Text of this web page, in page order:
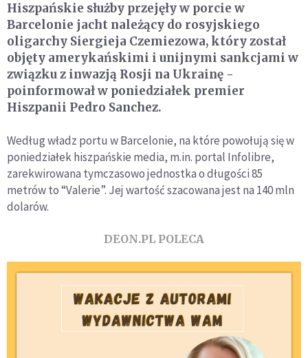
Hiszpańskie służby przejęły w porcie w
Barcelonie jacht należący do rosyjskiego
oligarchy Siergieja Czemiezowa, który został
objęty amerykańskimi i unijnymi sankcjami w
związku z inwazją Rosji na Ukrainę -
poinformował w poniedziałek premier
Hiszpanii Pedro Sanchez.
Według władz portu w Barcelonie, na które powołują się w
poniedziałek hiszpańskie media, m.in. portal Infolibre,
zarekwirowana tymczasowo jednostka o długości 85
metrów to “Valerie”. Jej wartość szacowana jest na 140 mln
dolarów.
DEON.PL POLECA